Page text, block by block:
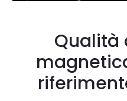
Qualità